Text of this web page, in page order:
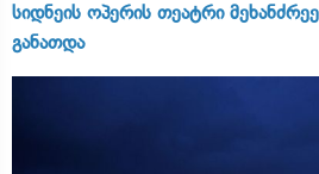
სიდნეის ოპერის თეატრი
განათდა